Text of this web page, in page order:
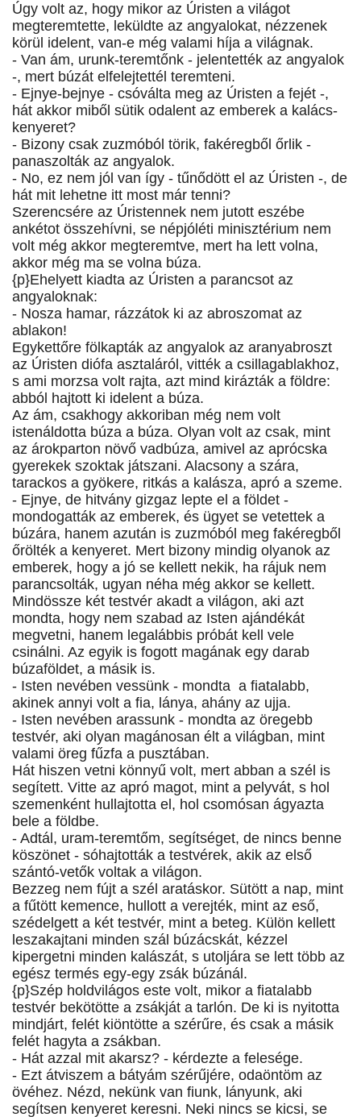
Úgy volt az, hogy mikor az Úristen a világot
megteremtette, leküldte az angyalokat, nézzenek
körül idelent, van-e még valami híja a világnak.
- Van ám, urunk-teremtőnk - jelentették az angyalok
-, mert búzát elfelejtettél teremteni.
- Ejnye-bejnye - csóválta meg az Úristen a fejét -,
hát akkor miből sütik odalent az emberek a kalács-
kenyeret?
- Bizony csak zuzmóból törik, fakéregből őrlik -
panaszolták az angyalok.
- No, ez nem jól van így - tűnődött el az Úristen -, de
hát mit lehetne itt most már tenni?
Szerencsére az Úristennek nem jutott eszébe
ankétot összehívni, se népjóléti minisztérium nem
volt még akkor megteremtve, mert ha lett volna,
akkor még ma se volna búza.
{p}Ehelyett kiadta az Úristen a parancsot az
angyaloknak:
- Nosza hamar, rázzátok ki az abroszomat az
ablakon!
Egykettőre fölkapták az angyalok az aranyabroszt
az Úristen diófa asztaláról, vitték a csillagablakhoz,
s ami morzsa volt rajta, azt mind kirázták a földre:
abból hajtott ki idelent a búza.
Az ám, csakhogy akkoriban még nem volt
istenáldotta búza a búza. Olyan volt az csak, mint
az árokparton növő vadbúza, amivel az aprócska
gyerekek szoktak játszani. Alacsony a szára,
tarackos a gyökere, ritkás a kalásza, apró a szeme.
- Ejnye, de hitvány gizgaz lepte el a földet -
mondogatták az emberek, és ügyet se vetettek a
búzára, hanem azután is zuzmóból meg fakéregből
őrölték a kenyeret. Mert bizony mindig olyanok az
emberek, hogy a jó se kellett nekik, ha rájuk nem
parancsolták, ugyan néha még akkor se kellett.
Mindössze két testvér akadt a világon, aki azt
mondta, hogy nem szabad az Isten ajándékát
megvetni, hanem legalábbis próbát kell vele
csinálni. Az egyik is fogott magának egy darab
búzaföldet, a másik is.
- Isten nevében vessünk - mondta a fiatalabb,
akinek annyi volt a fia, lánya, ahány az ujja.
- Isten nevében arassunk - mondta az öregebb
testvér, aki olyan magánosan élt a világban, mint
valami öreg fűzfa a pusztában.
Hát hiszen vetni könnyű volt, mert abban a szél is
segített. Vitte az apró magot, mint a pelyvát, s hol
szemenként hullajtotta el, hol csomósan ágyazta
bele a földbe.
- Adtál, uram-teremtőm, segítséget, de nincs benne
köszönet - sóhajtották a testvérek, akik az első
szántó-vetők voltak a világon.
Bezzeg nem fújt a szél aratáskor. Sütött a nap, mint
a fűtött kemence, hullott a verejték, mint az eső,
szédelgett a két testvér, mint a beteg. Külön kellett
leszakajtani minden szál búzácskát, kézzel
kipergetni minden kalászát, s utoljára se lett több az
egész termés egy-egy zsák búzánál.
{p}Szép holdvilágos este volt, mikor a fiatalabb
testvér bekötötte a zsákját a tarlón. De ki is nyitotta
mindjárt, felét kiöntötte a szérűre, és csak a másik
felét hagyta a zsákban.
- Hát azzal mit akarsz? - kérdezte a felesége.
- Ezt átviszem a bátyám szérűjére, odaöntöm az
övéhez. Nézd, nekünk van fiunk, lányunk, aki
segítsen kenyeret keresni. Neki nincs se kicsi, se